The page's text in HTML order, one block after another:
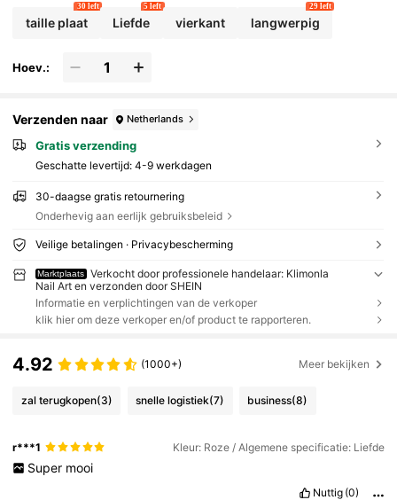
taille plaat
30 left
Liefde
5 left
vierkant langwerpig
29 left
Hoev.:
Verzenden naar Netherlands
Gratis verzending
Geschatte levertijd: 4-9 werkdagen
30-daagse gratis retournering
Onderhevig aan eerlijk gebruiksbeleid
Veilige betalingen · Privacybescherming
Marktplaats
Verkocht door professionele handelaar: Klimonla
Nail Art en verzonden door SHEIN
Informatie en verplichtingen van de verkoper
klik hier om deze verkoper en/of product te rapporteren.
4.92 (1000+) Meer bekijken
zal terugkopen(3) snelle logistiek(7) business(8)
r***1 Kleur: Roze / Algemene specificatie: Liefde
Super mooi
Nuttig (0)